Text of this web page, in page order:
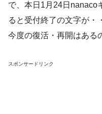
で、本日1月24日nanaco
ると受付終了の文字が・
今度の復活・再開はある
スポンサードリンク